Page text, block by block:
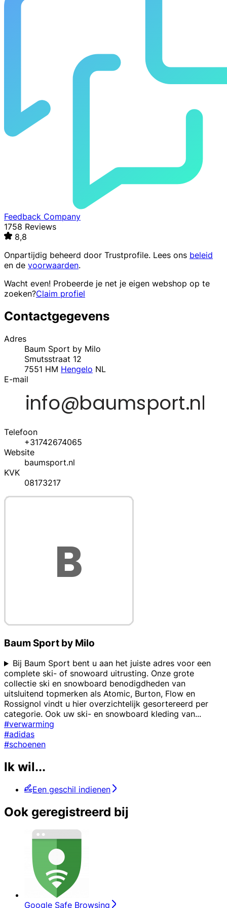
Feedback Company
1758 Reviews
8,8
Onpartijdig beheerd door Trustprofile. Lees ons beleid
en de voorwaarden.
Wacht even! Probeerde je net je eigen webshop op te
zoeken?Claim profiel
Contactgegevens
Adres
Baum Sport by Milo
Smutsstraat 12
7551 HM Hengelo NL
E-mail
Telefoon
+31742674065
Website
baumsport.nl
KVK
08173217
Baum Sport by Milo
Bij Baum Sport bent u aan het juiste adres voor een
complete ski- of snowoard uitrusting. Onze grote
collectie ski en snowboard benodigdheden van
uitsluitend topmerken als Atomic, Burton, Flow en
Rossignol vindt u hier overzichtelijk gesortereerd per
categorie. Ook uw ski- en snowboard kleding van...
#verwarming
#adidas
#schoenen
Ik wil...
Een geschil indienen
Ook geregistreerd bij
Google Safe Browsing